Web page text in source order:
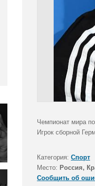
Чемпионат мира
Игрок сборной
Категория: Спорт
Место: Россия,
Сообщить об